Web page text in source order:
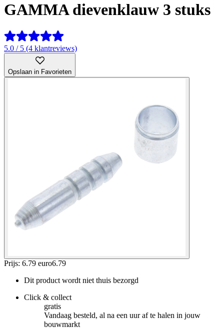
GAMMA dievenklauw 3 stuks
5.0 / 5 (4 klantreviews)
Opslaan in Favorieten
Prijs: 6.79 euro6.79
Dit product wordt niet thuis bezorgd
Click & collect
gratis
Vandaag besteld, al na een uur af te halen in jouw
bouwmarkt